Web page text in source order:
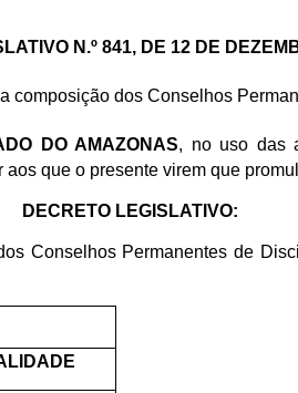
N.º 841, DE 12 DE
composição dos Conselhos
DO AMAZONAS, no uso das
que o presente virem que
DECRETO LEGISLATIVO:
Conselhos Permanentes de